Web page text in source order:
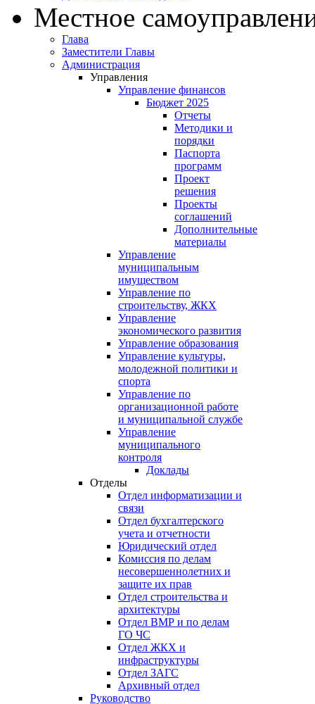
Местное
Глава
Заместители Главы
Администрация
Управления
Управление финансов
Бюджет 2025
Отчеты
Методики и
порядки
Паспорта
программ
Проект
решения
Проекты
соглашений
Дополнительные
материалы
Управление
муниципальным
имуществом
Управление по
строительству, ЖКХ
Управление
экономического развития
Управление образования
Управление культуры,
молодежной политики и
спорта
Управление по
организационной работе
и муниципальной службе
Управление
муниципального
контроля
Доклады
Отделы
Отдел информатизации и
связи
Отдел бухгалтерского
учета и отчетности
Юридический отдел
Комиссия по делам
несовершеннолетних и
защите их прав
Отдел строительства и
архитектуры
Отдел ВМР и по делам
ГО ЧС
Отдел ЖКХ и
инфраструктуры
Отдел ЗАГС
Архивный отдел
Руководство